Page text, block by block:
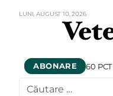
LUNI,AUGUST10,2026
ABONARE 60 PCT